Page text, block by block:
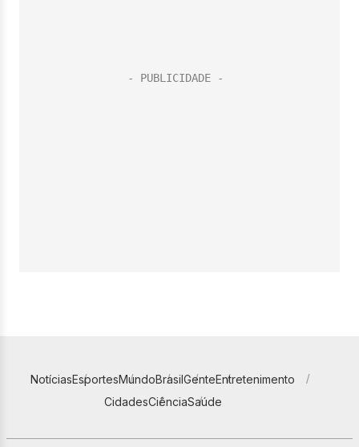
NotíciasEsportesMundoBrasilGenteEntretenimento
CidadesCiênciaSaúde